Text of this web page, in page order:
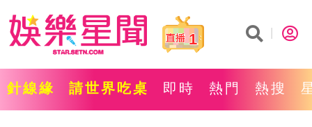
1
針線緣 請世界吃桌 即時 熱門 熱搜